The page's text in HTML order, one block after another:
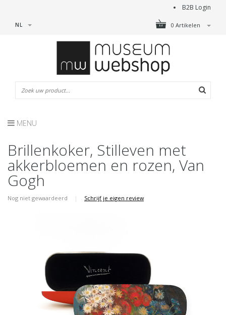
B2B Login
0 Artikelen
NL
MENU
Brillenkoker, Stilleven met
akkerbloemen en rozen, Van
Gogh
Nog niet gewaardeerd | Schrijf je eigen review